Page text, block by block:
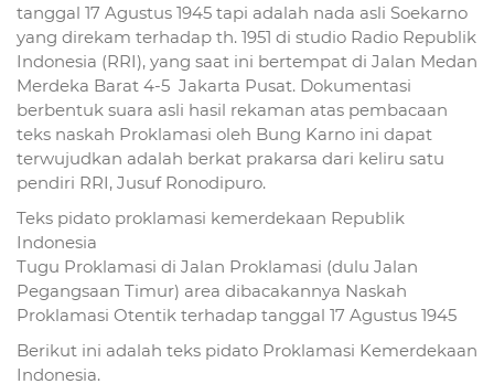
tanggal 17 Agustus 1945 tapi adalah nada asli Soekarno
yang direkam terhadap th. 1951 di studio Radio Republik
Indonesia (RRI), yang saat ini bertempat di Jalan Medan
Merdeka Barat 4-5  Jakarta Pusat. Dokumentasi
berbentuk suara asli hasil rekaman atas pembacaan
teks naskah Proklamasi oleh Bung Karno ini dapat
terwujudkan adalah berkat prakarsa dari keliru satu
pendiri RRI, Jusuf Ronodipuro.
Teks pidato proklamasi kemerdekaan Republik
Indonesia
Tugu Proklamasi di Jalan Proklamasi (dulu Jalan
Pegangsaan Timur) area dibacakannya Naskah
Proklamasi Otentik terhadap tanggal 17 Agustus 1945
Berikut ini adalah teks pidato Proklamasi Kemerdekaan
Indonesia.